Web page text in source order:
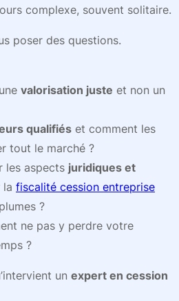
complexe, souvent solitaire.
poser des questions.
valorisation juste et non un
qualifiés et comment les
tout le marché ?
les aspects juridiques et
la fiscalité cession entreprise
?
ne pas y perdre votre
?
un expert en cession